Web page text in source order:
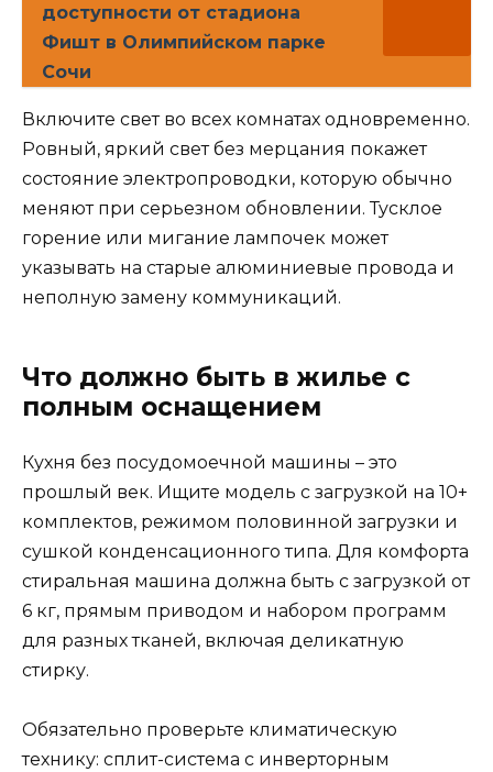
доступности от стадиона
Фишт в Олимпийском парке
Сочи
Включите свет во всех комнатах одновременно.
Ровный, яркий свет без мерцания покажет
состояние электропроводки, которую обычно
меняют при серьезном обновлении. Тусклое
горение или мигание лампочек может
указывать на старые алюминиевые провода и
неполную замену коммуникаций.
Что должно быть в жилье с
полным оснащением
Кухня без посудомоечной машины – это
прошлый век. Ищите модель с загрузкой на 10+
комплектов, режимом половинной загрузки и
сушкой конденсационного типа. Для комфорта
стиральная машина должна быть с загрузкой от
6 кг, прямым приводом и набором программ
для разных тканей, включая деликатную
стирку.
Обязательно проверьте климатическую
технику: сплит-система с инверторным